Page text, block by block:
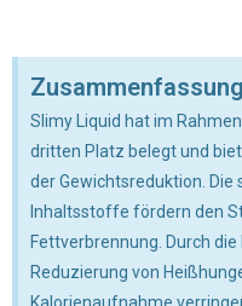
Zusammenfassung
Slimy Liquid hat im
dritten Platz belegt und
der Gewichtsreduktion.
Inhaltsstoffe fördern den
Fettverbrennung. Durch
Reduzierung von